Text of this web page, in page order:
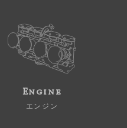
Engine
エンジン